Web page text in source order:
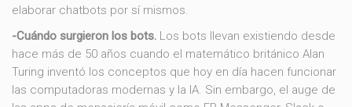
elaborar chatbots por sí mismos.
-Cuándo surgieron los bots. Los bots llevan existiendo desde
hace más de 50 años cuando el matemático británico Alan
Turing inventó los conceptos que hoy en día hacen funcionar
las computadoras modernas y la IA. Sin embargo, el auge de